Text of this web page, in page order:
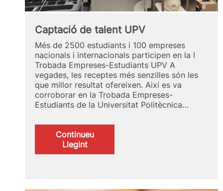
Captació de talent UPV
Més de 2500 estudiants i 100 empreses
nacionals i internacionals participen en la I
Trobada Empreses-Estudiants UPV A
vegades, les receptes més senzilles són les
que millor resultat ofereixen. Així es va
corroborar en la Trobada Empreses-
Estudiants de la Universitat Politècnica…
Continueu
Llegint:
Captació